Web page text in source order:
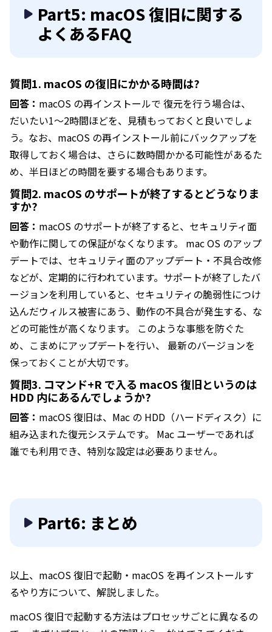
Part5: macOS 復旧に関する
よくあるFAQ
質問1. macOS の復旧にかかる時間は?
回答： macOS の再インストールで 復元を行う場合は、
だいたい1〜2時間ほどを、見積もっておくと良いでしょ
う。なお、macOS の再インストール前にバックアップを
取得しておく場合は、さらに数時間かかる可能性があるた
め、半日ほどの時間を要する場合もあります。
質問2. macOS のサポートが終了するとどうなりま
すか?
回答： macOS のサポートが終了すると、セキュリティ面
や動作に関しての保証がなくなります。 mac OS のアップ
デートでは、セキュリティ面のアップデート・不具合改修
などが、定期的に行われています。サポートが終了したバ
ージョンを利用していると、セキュリティの脆弱性につけ
込んだウィルス被害にあう、動作の不具合が発生する、な
どの可能性が高くなります。 このような事態を防ぐた
め、こまめにアップデートを行い、 最新のバージョンを
保っておくことが大切です。
質問3. コマンド+R で入る macOS 復旧というのは
HDD 内にあるんでしょうか?
回答： macOS 復旧は、Mac の HDD（ハードディスク）に
組み込まれた復元システムです。 Mac ユーザーであれば
誰でも利用でき、特別な設定は必要ありません。
Part6: まとめ
以上、macOS 復旧で起動・macOS を再インストールす
るやり方について、解説しました。
macOS 復旧で起動する方法はプロセッサごとに異なるの